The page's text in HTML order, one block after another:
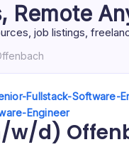
Remote
job listings,
Fullstack-Software-
Engineer
w/d)